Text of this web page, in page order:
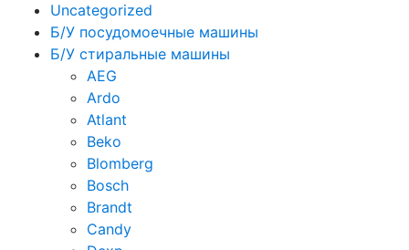
Uncategorized
Б/У посудомоечные машины
Б/У стиральные машины
AEG
Ardo
Atlant
Beko
Blomberg
Bosch
Brandt
Candy